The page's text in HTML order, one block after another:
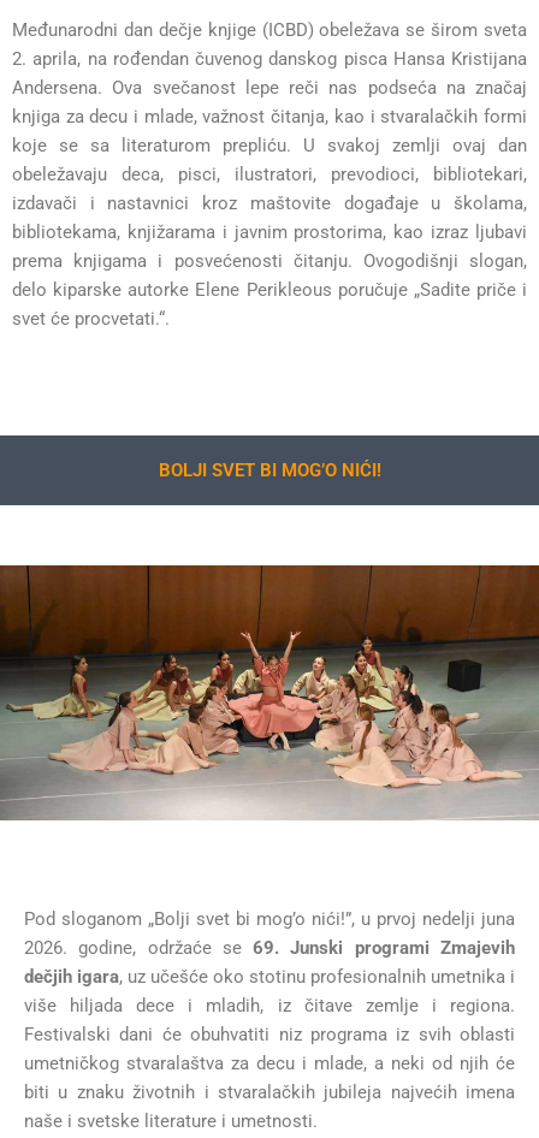
Međunarodni dan dečje knjige (ICBD) obeležava se širom sveta
2. aprila, na rođendan čuvenog danskog pisca Hansa Kristijana
Andersena. Ova svečanost lepe reči nas podseća na značaj
knjiga za decu i mlade, važnost čitanja, kao i stvaralačkih formi
koje se sa literaturom prepliću. U svakoj zemlji ovaj dan
obeležavaju deca, pisci, ilustratori, prevodioci, bibliotekari,
izdavači i nastavnici kroz maštovite događaje u školama,
bibliotekama, knjižarama i javnim prostorima, kao izraz ljubavi
prema knjigama i posvećenosti čitanju. Ovogodišnji slogan,
delo kiparske autorke Elene Perikleous poručuje „Sadite priče i
svet će procvetati.“.
BOLJI SVET BI MOG’O NIĆI!
Pod sloganom „Bolji svet bi mog’o nići!”, u prvoj nedelji juna
2026. godine, održaće se69. Junski programi Zmajevih
dečjih igara, uz učešće oko stotinu profesionalnih umetnika i
više hiljada dece i mladih, iz čitave zemlje i regiona.
Festivalski dani će obuhvatiti niz programa iz svih oblasti
umetničkog stvaralaštva za decu i mlade, a neki od njih će
biti u znaku životnih i stvaralačkih jubileja najvećih imena
naše i svetske literature i umetnosti.